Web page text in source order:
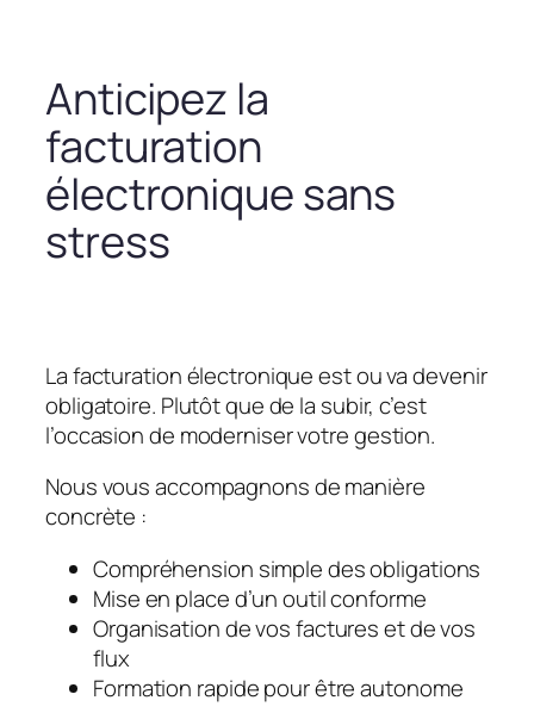
Anticipez la
facturation
électronique sans
stress
La facturation électronique est ou va devenir
obligatoire. Plutôt que de la subir, c’est
l’occasion de moderniser votre gestion.
Nous vous accompagnons de manière
concrète :
Compréhension simple des obligations
Mise en place d’un outil conforme
Organisation de vos factures et de vos
flux
Formation rapide pour être autonome